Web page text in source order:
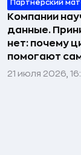
Партнёрский
Компании
данные.
нет: почему
помогают
21 июля 2026,